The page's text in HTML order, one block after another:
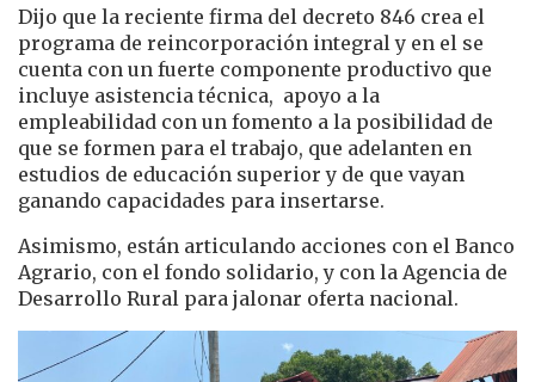
Dijo que la reciente firma del decreto 846 crea el
programa de reincorporación integral y en el se
cuenta con un fuerte componente productivo que
incluye asistencia técnica, apoyo a la
empleabilidad con un fomento a la posibilidad de
que se formen para el trabajo, que adelanten en
estudios de educación superior y de que vayan
ganando capacidades para insertarse.
Asimismo, están articulando acciones con el Banco
Agrario, con el fondo solidario, y con la Agencia de
Desarrollo Rural para jalonar oferta nacional.